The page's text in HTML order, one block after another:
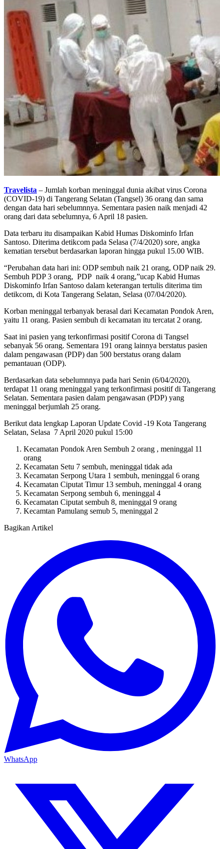
Travelista – Jumlah korban meninggal dunia akibat virus Corona
(COVID-19) di Tangerang Selatan (Tangsel) 36 orang dan sama
dengan data hari sebelumnnya. Sementara pasien naik menjadi 42
orang dari data sebelumnya, 6 April 18 pasien.
Data terbaru itu disampaikan Kabid Humas Diskominfo Irfan
Santoso. Diterima detikcom pada Selasa (7/4/2020) sore, angka
kematian tersebut berdasarkan laporan hingga pukul 15.00 WIB.
“Perubahan data hari ini: ODP sembuh naik 21 orang, ODP naik 29.
Sembuh PDP 3 orang, PDP naik 4 orang,”ucap Kabid Humas
Diskominfo Irfan Santoso dalam keterangan tertulis diterima tim
detikcom, di Kota Tangerang Selatan, Selasa (07/04/2020).
Korban meninggal terbanyak berasal dari Kecamatan Pondok Aren,
yaitu 11 orang. Pasien sembuh di kecamatan itu tercatat 2 orang.
Saat ini pasien yang terkonfirmasi positif Corona di Tangsel
sebanyak 56 orang. Sementara 191 orang lainnya berstatus pasien
dalam pengawasan (PDP) dan 500 berstatus orang dalam
pemantauan (ODP).
Berdasarkan data sebelumnnya pada hari Senin (6/04/2020),
terdapat 11 orang meninggal yang terkonfirmasi positif di Tangerang
Selatan. Sementara pasien dalam pengawasan (PDP) yang
meninggal berjumlah 25 orang.
Berikut data lengkap Laporan Update Covid -19 Kota Tangerang
Selatan, Selasa 7 April 2020 pukul 15:00
Kecamatan Pondok Aren Sembuh 2 orang , meninggal 11
orang
Kecamatan Setu 7 sembuh, meninggal tidak ada
Kecamatan Serpong Utara 1 sembuh, meninggal 6 orang
Kecamatan Ciputat Timur 13 sembuh, meninggal 4 orang
Kecamatan Serpong sembuh 6, meninggal 4
Kecamatan Ciputat sembuh 8, meninggal 9 orang
Kecamtan Pamulang semub 5, meninggal 2
Bagikan Artikel
WhatsApp